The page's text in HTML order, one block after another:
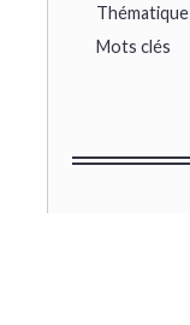
Thématique
Mots clés